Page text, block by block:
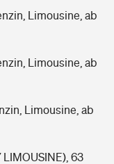
Limousine, ab
Limousine, ab
Limousine, ab
LIMOUSINE), 63